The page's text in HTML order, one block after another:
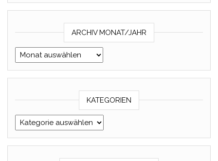
ARCHIV MONAT/JAHR
Archiv Monat/Jahr
KATEGORIEN
Kategorien